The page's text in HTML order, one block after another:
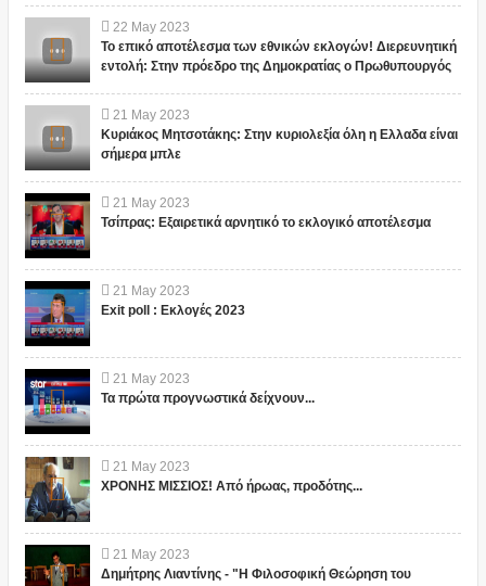
22 May 2023
Το επικό αποτέλεσμα των εθνικών εκλογών! Διερευνητική
εντολή: Στην πρόεδρο της Δημοκρατίας ο Πρωθυπουργός
21 May 2023
Κυριάκος Μητσοτάκης: Στην κυριολεξία όλη η Ελλαδα είναι
σήμερα μπλε
21 May 2023
Τσίπρας: Εξαιρετικά αρνητικό το εκλογικό αποτέλεσμα
21 May 2023
Exit poll : Εκλογές 2023
21 May 2023
Τα πρώτα προγνωστικά δείχνουν...
21 May 2023
ΧΡΟΝΗΣ ΜΙΣΣΙΟΣ! Από ήρωας, προδότης...
21 May 2023
Δημήτρης Λιαντίνης - "Η Φιλοσοφική Θεώρηση του